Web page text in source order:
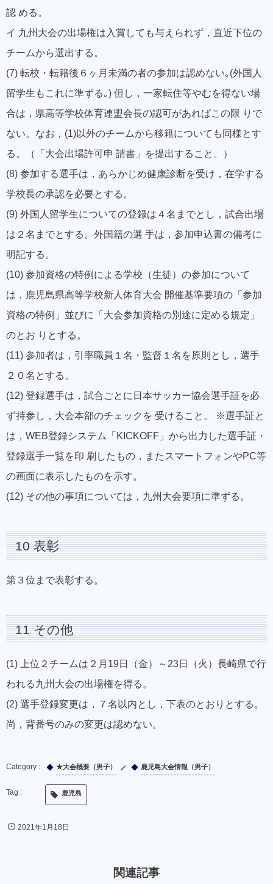
認 める。
イ 九州大会の出場権は入賞しても与えられず，直近下位の
チームから選出する。
(7) 転校・転籍後６ヶ月未満の者の参加は認めない｡(外国人
留学生もこれに準ずる｡) 但し，一家転住等やむを得ない場
合は，県高等学校体育連盟会長の認可があればこの限 りで
ない。なお，(1)以外のチームから移籍についても同様とす
る。（「大会出場許可申 請書」を提出すること。）
(8) 参加する選手は，あらかじめ健康診断を受け，在学する
学校長の承認を必要とする。
(9) 外国人留学生についての登録は４名までとし，試合出場
は２名までとする。外国籍の選 手は，参加申込書の備考に
明記する。
(10) 参加資格の特例による学校（生徒）の参加について
は，鹿児島県高等学校新人体育大会 開催基準要項の「参加
資格の特例」並びに「大会参加資格の別途に定める規定」
のとお りとする。
(11) 参加者は，引率職員１名・監督１名を原則とし，選手
２０名とする。
(12) 登録選手は，試合ごとに日本サッカー協会選手証を必
ず持参し，大会本部のチェックを 受けること。 ※選手証と
は，WEB登録システム「KICKOFF」から出力した選手証・
登録選手一覧を印 刷したもの，またスマートフォンやPC等
の画面に表示したものを示す。
(12) その他の事項については，九州大会要項に準ずる。
10 表彰
第３位まで表彰する。
11 その他
(1) 上位２チームは２月19日（金）～23日（火）長崎県で行
われる九州大会の出場権を得る。
(2) 選手登録変更は，７名以内とし，下表のとおりとする。
尚，背番号のみの変更は認めない。
★大会概要（男子） 鹿児島大会情報（男子）
鹿児島
2021年1月18日
関連記事